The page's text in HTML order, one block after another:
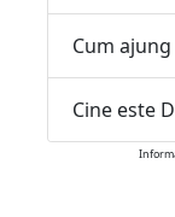
Cum
Cine este